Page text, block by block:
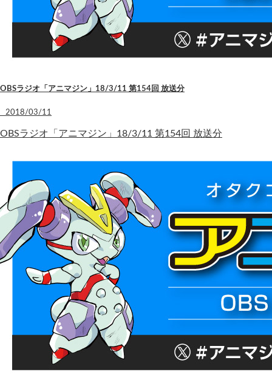
OBSラジオ「アニマジン」18/3/11 第154回 放送分
2018/03/11
OBSラジオ「アニマジン」18/3/11 第154回 放送分